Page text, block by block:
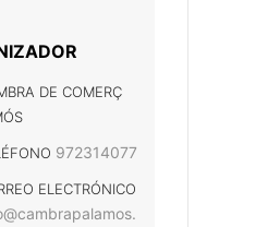
DE COMERÇ
972314077
ELECTRÓNICO